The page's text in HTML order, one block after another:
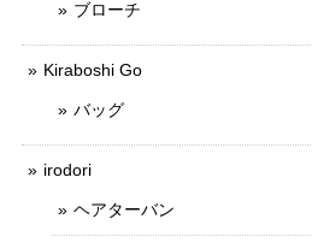
ブローチ
Kiraboshi Go
バッグ
irodori
ヘアターバン